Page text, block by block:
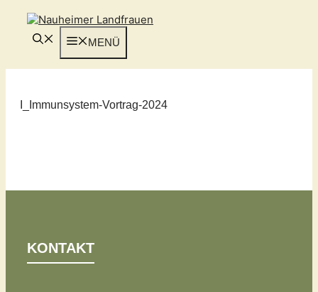
Inhalt
springen
MENÜ
I_Immunsystem-Vortrag-2024
KONTAKT